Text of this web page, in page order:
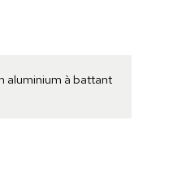
aluminium à battant